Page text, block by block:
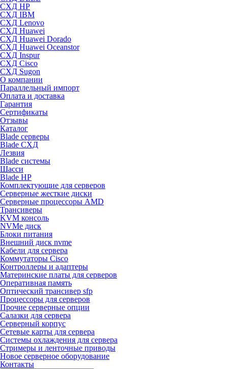
СХД HP
СХД IBM
СХД Lenovo
СХД Huawei
СХД Huawei Dorado
СХД Huawei Oceanstor
СХД Inspur
СХД Cisco
СХД Sugon
О компании
Параллельный импорт
Оплата и доставка
Гарантия
Сертификаты
Отзывы
Каталог
Blade серверы
Blade СХД
Лезвия
Blade системы
Шасси
Blade HP
Комплектующие для серверов
Серверные жесткие диски
Серверные процессоры AMD
Трансиверы
KVM консоль
NVMe диск
Блоки питания
Внешний диск nvme
Кабели для сервера
Коммутаторы Cisco
Контроллеры и адаптеры
Материнские платы для серверов
Оперативная память
Оптический трансивер sfp
Процессоры для серверов
Прочие серверные опции
Салазки для сервера
Серверный корпус
Сетевые карты для сервера
Системы охлаждения для сервера
Стримеры и ленточные приводы
Новое серверное оборудование
Контакты